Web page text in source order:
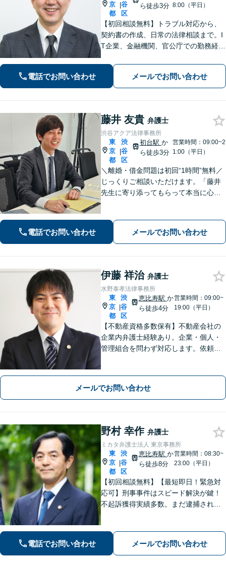
京
都
|谷
区
ら徒歩3分 8:00（平日）
【初回相談無料】トラブル対応から、
契約書の作成、日常の法律相談まで。I
T企業、金融機関、官公庁での勤務経験
を解決に導きます。【電話・メール・
WEB面談可】【渋谷駅6分】
電話でお問い合わせ メールでお問い合わせ
藤井 友貴 弁護士
渋谷アクア法律事務所
東
京
都
|
渋
谷
区
初台駅 か
ら徒歩3分
営業時間：09:00~2
1:00（平日）
＼離婚・借金問題は初回“1時間”無料／
じっくりご相談いただけます。「藤井
先生に寄り添ってもらって本当に心強
に真剣に向き合います【休日・夜間相
談可／完全個室】【企業法務も対応】
電話でお問い合わせ メールでお問い合わせ
伊藤 祥治 弁護士
水野泰孝法律事務所
東
京
都
|
渋
谷
区
恵比寿駅 か
ら徒歩4分
営業時間：09:00~
19:00（平日）
【不動産資格多数保有】不動産会社の
企業内弁護士経験あり。企業・個人・
管理組合を問わず対応します。依頼者
メールでお問い合わせ
野村 幸作 弁護士
ミカタ弁護士法人 東京事務所
東
京
都
|
渋
谷
区
恵比寿駅 か
ら徒歩8分
営業時間：08:30~
23:00（平日）
【初回相談無料】【最短即日！緊急対
応可】刑事事件はスピード解決が鍵！
不起訴獲得実績多数。まだ逮捕されて
で電話受付中！【恵比寿駅8分】【休
日・夜間対応】
電話でお問い合わせ メールでお問い合わせ